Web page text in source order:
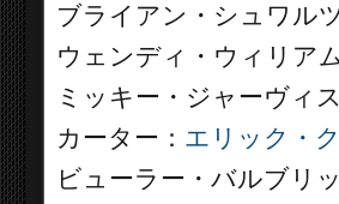
ブライアン・シュワル
ウェンディ・ウィリア
ミッキー・ジャーヴィス
カーター： エリック・
ビューラー・バルブリ